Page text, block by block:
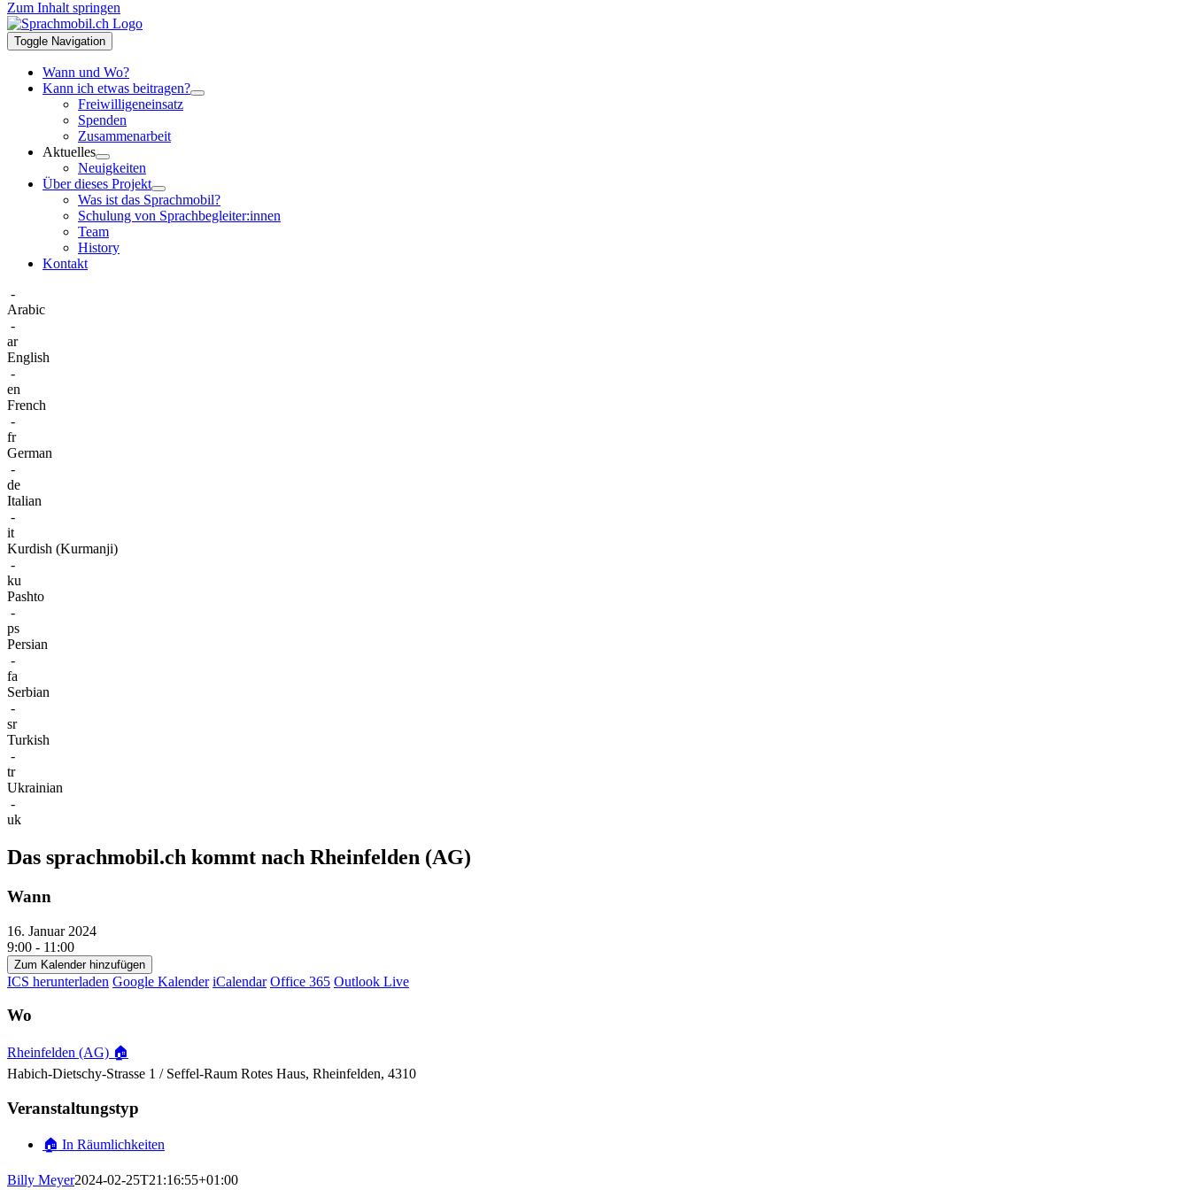
Zum Inhalt springen
Toggle Navigation
Wann und Wo?
Kann ich etwas beitragen?
Freiwilligeneinsatz
Spenden
Zusammenarbeit
Aktuelles
Neuigkeiten
Über dieses Projekt
Was ist das Sprachmobil?
Schulung von Sprachbegleiter:innen
Team
History
Kontakt
-
Arabic
-
ar
English
-
en
French
-
fr
German
-
de
Italian
-
it
Kurdish (Kurmanji)
-
ku
Pashto
-
ps
Persian
-
fa
Serbian
-
sr
Turkish
-
tr
Ukrainian
-
uk
Das sprachmobil.ch kommt nach Rheinfelden (AG)
Wann
16. Januar 2024
9:00 - 11:00
Zum Kalender hinzufügen
ICS herunterladen Google Kalender iCalendar Office 365 Outlook Live
Wo
Rheinfelden (AG) 🏠
Habich-Dietschy-Strasse 1 / Seffel-Raum Rotes Haus, Rheinfelden, 4310
Veranstaltungstyp
🏠 In Räumlichkeiten
Billy Meyer2024-02-25T21:16:55+01:00